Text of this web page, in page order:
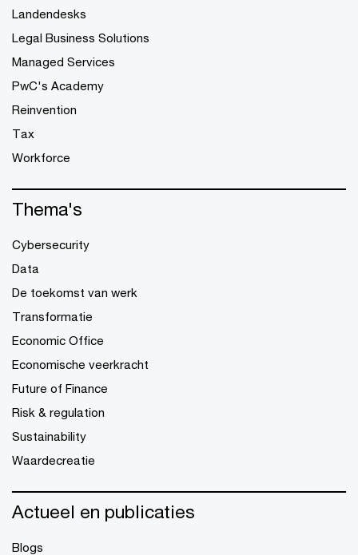
Landendesks
Legal Business Solutions
Managed Services
PwC's Academy
Reinvention
Tax
Workforce
Thema's
Cybersecurity
Data
De toekomst van werk
Transformatie
Economic Office
Economische veerkracht
Future of Finance
Risk & regulation
Sustainability
Waardecreatie
Actueel en publicaties
Blogs